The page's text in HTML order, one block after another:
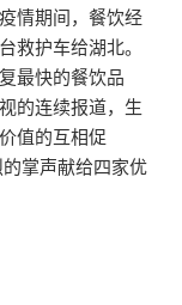
情期间，餐饮经
救护车给湖北。
最快的餐饮品
的连续报道，生
值的互相促
掌声献给四家优